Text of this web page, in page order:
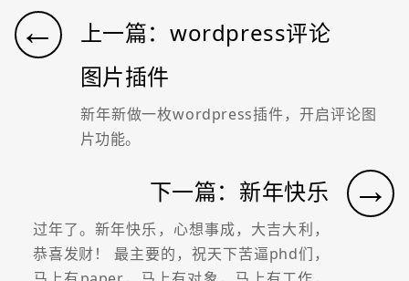
←
上一篇：wordpress评论
图片插件
新年新做一枚wordpress插件，开启评论图
片功能。
→
下一篇：新年快乐
过年了。新年快乐，心想事成，大吉大利，
恭喜发财！ 最主要的，祝天下苦逼phd们，